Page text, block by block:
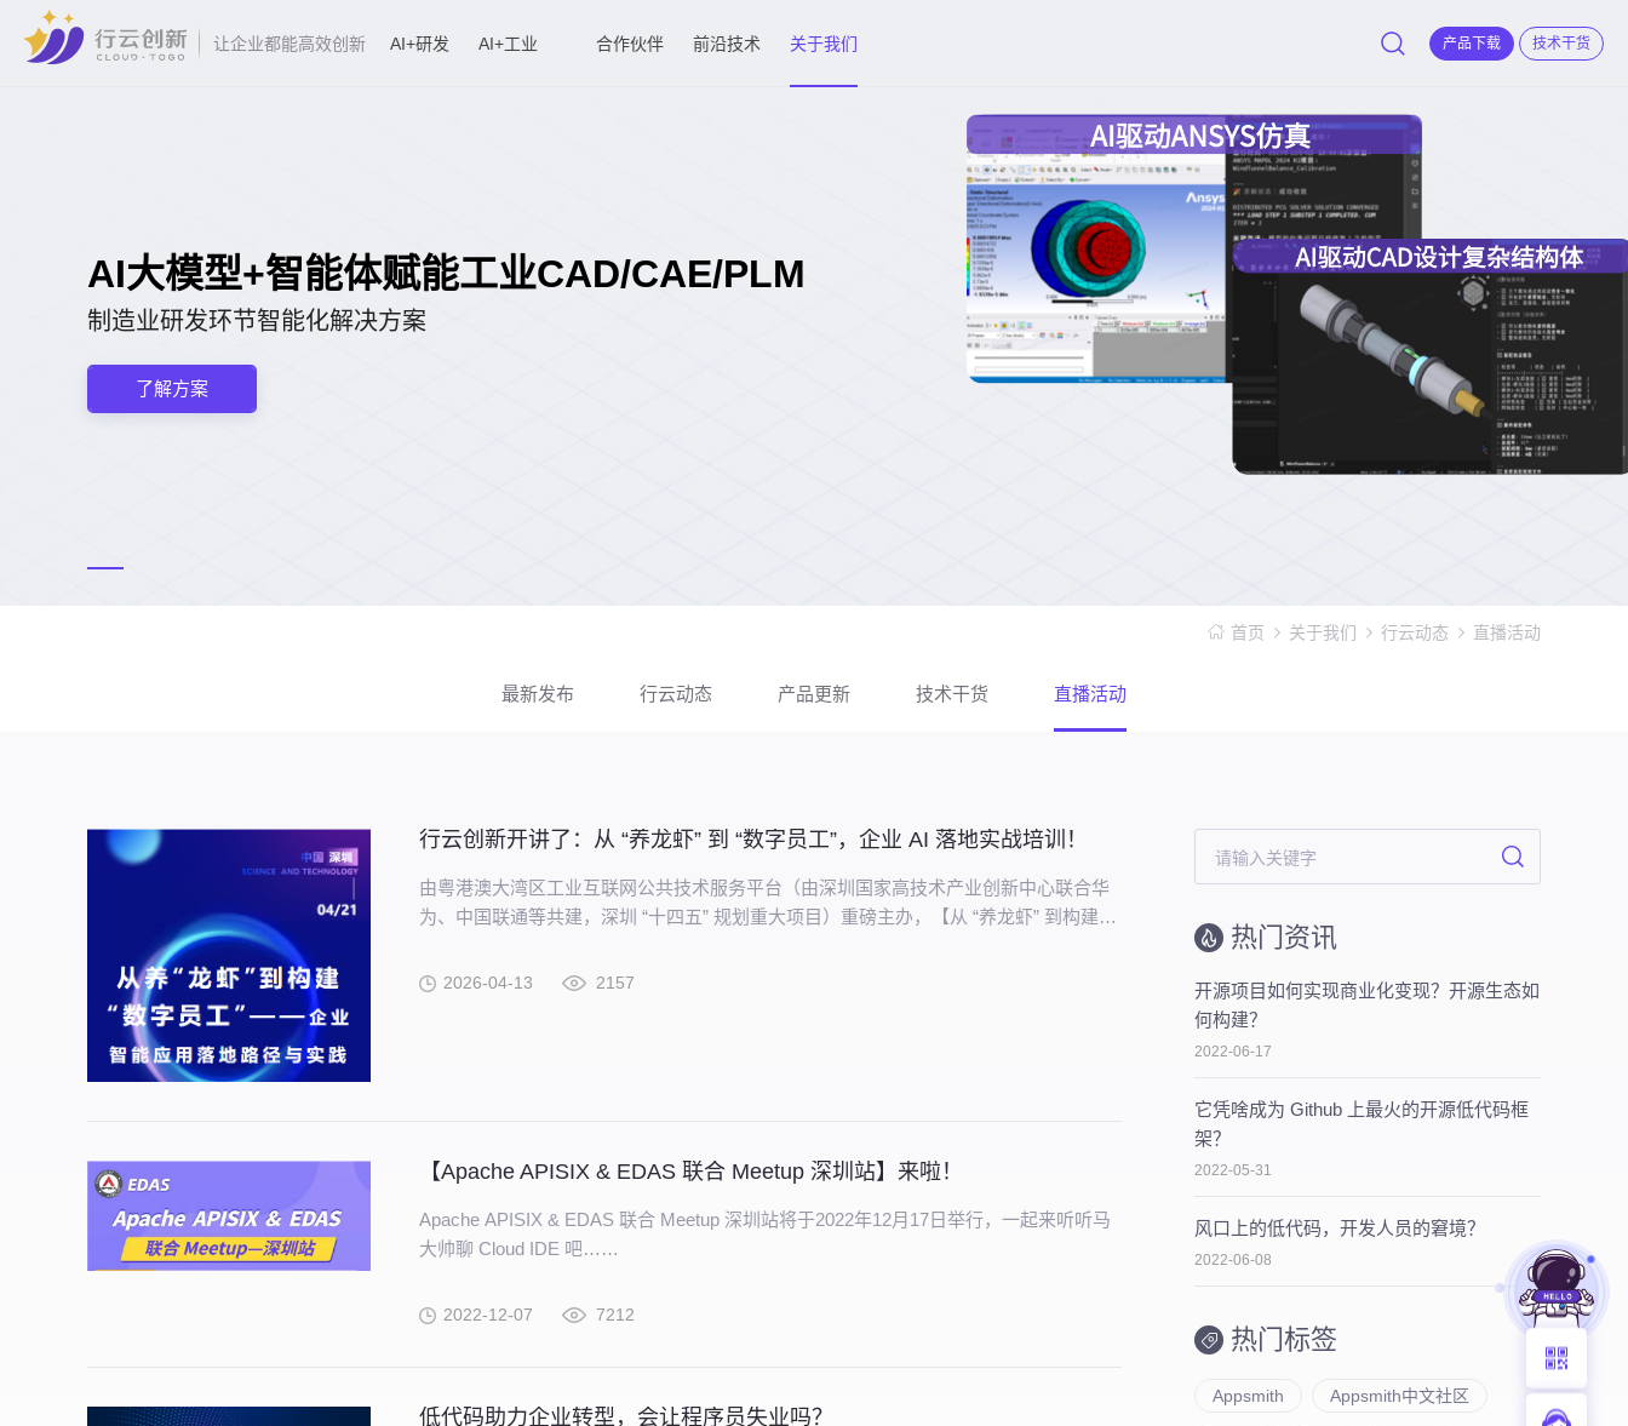
让企业都能高效创新 产品下载 技术干货
AI+研发 AI+工业 合作伙伴 前沿技术 关于我们
AI大模型+智能体赋能工业CAD/CAE/PLM
制造业研发环节智能化解决方案
了解方案
首页 关于我们 行云动态 直播活动
最新发布 行云动态 产品更新 技术干货 直播活动
行云创新开讲了：从 “养龙虾” 到 “数字员工”，企业 AI 落地实战培训！
由粤港澳大湾区工业互联网公共技术服务平台（由深圳国家高技术产业创新中心联合华
为、中国联通等共建，深圳 “十四五” 规划重大项目）重磅主办，【从 “养龙虾” 到构建
助力制造企业把 AI 试验转化为真实生产力。
2026-04-13 2157
【Apache APISIX & EDAS 联合 Meetup 深圳站】来啦！
Apache APISIX & EDAS 联合 Meetup 深圳站将于2022年12月17日举行，一起来听听马
大帅聊 Cloud IDE 吧……
2022-12-07 7212
低代码助力企业转型，会让程序员失业吗？
热门资讯
开源项目如何实现商业化变现？开源生态如
何构建？
2022-06-17
它凭啥成为 Github 上最火的开源低代码框
架？
2022-05-31
风口上的低代码，开发人员的窘境？
2022-06-08
热门标签
Appsmith Appsmith中文社区